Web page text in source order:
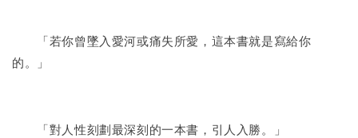
「若你曾墜入愛河或痛失所愛，這本書就是寫給你
的。」
「對人性刻劃最深刻的一本書，引人入勝。」